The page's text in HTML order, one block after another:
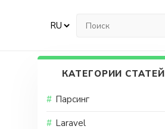
КАТЕГОРИИ СТАТЕЙ
Парсинг
Laravel